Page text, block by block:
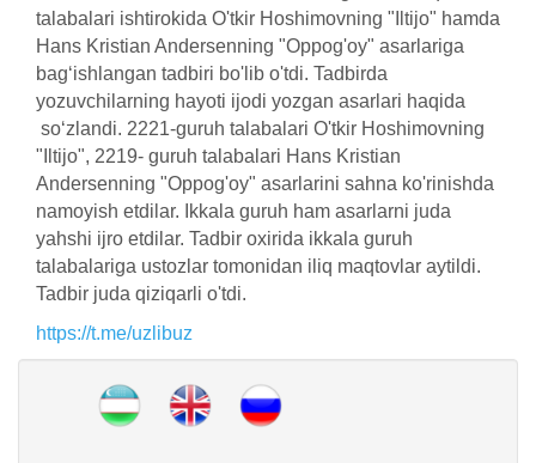
talabalari ishtirokida O'tkir Hoshimovning "Iltijo" hamda
Hans Kristian Andersenning "Oppog'oy" asarlariga
bag‘ishlangan tadbiri bo'lib o'tdi. Tadbirda
yozuvchilarning hayoti ijodi yozgan asarlari haqida
so‘zlandi. 2221-guruh talabalari O'tkir Hoshimovning
"Iltijo", 2219- guruh talabalari Hans Kristian
Andersenning "Oppog'oy" asarlarini sahna ko'rinishda
namoyish etdilar. Ikkala guruh ham asarlarni juda
yahshi ijro etdilar. Tadbir oxirida ikkala guruh
talabalariga ustozlar tomonidan iliq maqtovlar aytildi.
Tadbir juda qiziqarli o'tdi.
https://t.me/uzlibuz